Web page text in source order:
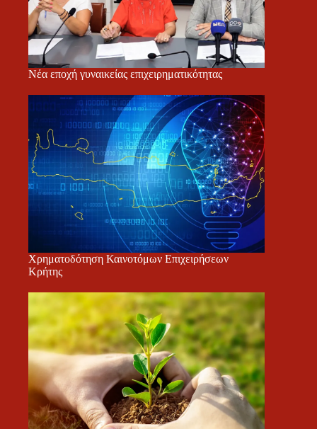
Νέα εποχή γυναικείας επιχειρηματικότητας
Χρηματοδότηση Καινοτόμων Επιχειρήσεων
Κρήτης